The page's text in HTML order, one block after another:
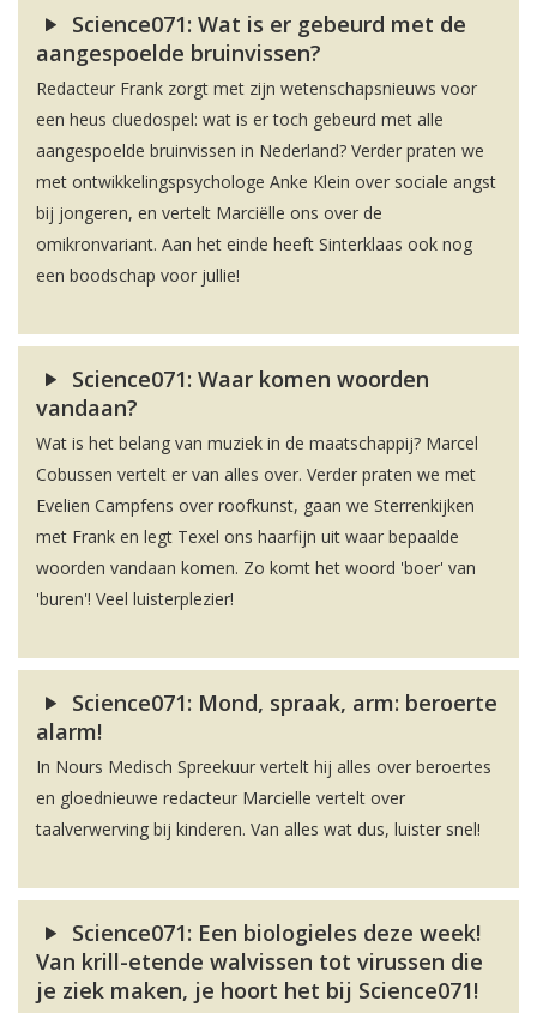
Science071: Wat is er gebeurd met de
aangespoelde bruinvissen?
Redacteur Frank zorgt met zijn wetenschapsnieuws voor
een heus cluedospel: wat is er toch gebeurd met alle
aangespoelde bruinvissen in Nederland? Verder praten we
met ontwikkelingspsychologe Anke Klein over sociale angst
bij jongeren, en vertelt Marciëlle ons over de
omikronvariant. Aan het einde heeft Sinterklaas ook nog
een boodschap voor jullie!
Science071: Waar komen woorden
vandaan?
Wat is het belang van muziek in de maatschappij? Marcel
Cobussen vertelt er van alles over. Verder praten we met
Evelien Campfens over roofkunst, gaan we Sterrenkijken
met Frank en legt Texel ons haarfijn uit waar bepaalde
woorden vandaan komen. Zo komt het woord 'boer' van
'buren'! Veel luisterplezier!
Science071: Mond, spraak, arm: beroerte
alarm!
In Nours Medisch Spreekuur vertelt hij alles over beroertes
en gloednieuwe redacteur Marcielle vertelt over
taalverwerving bij kinderen. Van alles wat dus, luister snel!
Science071: Een biologieles deze week!
Van krill-etende walvissen tot virussen die
je ziek maken, je hoort het bij Science071!